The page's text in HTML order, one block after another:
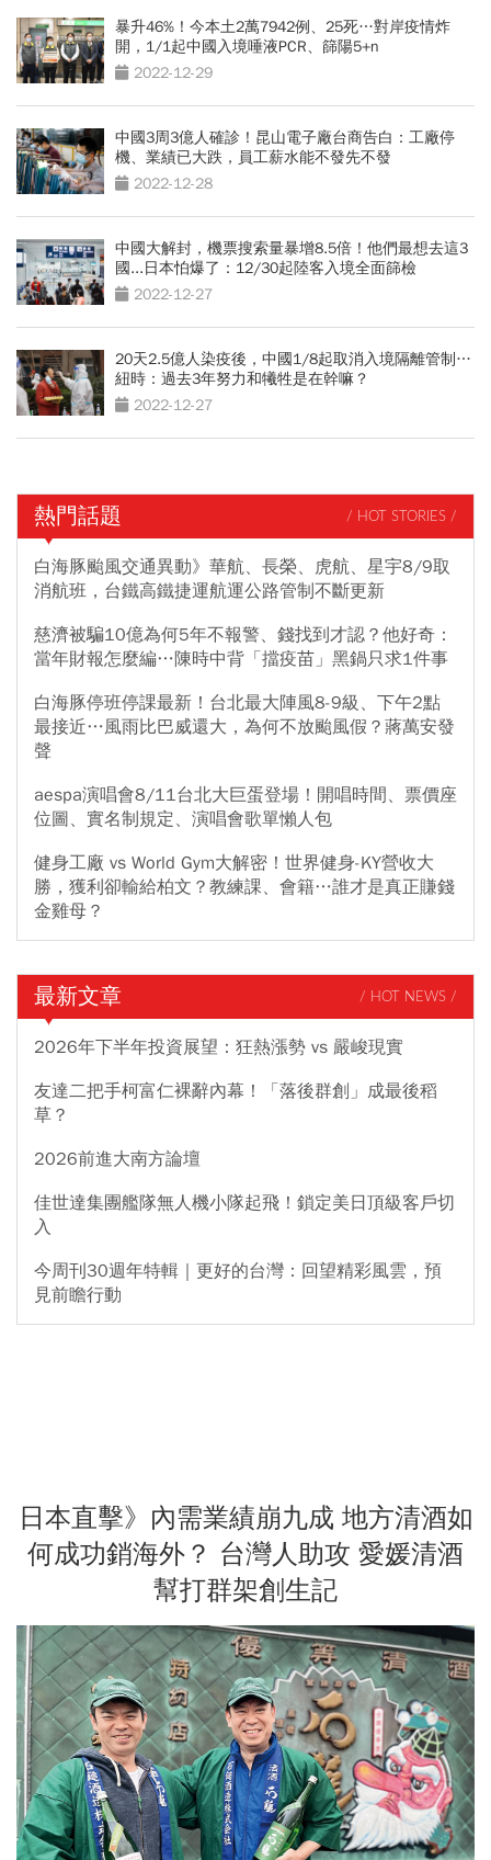
暴升46%！今本土2萬7942例、25死…對岸疫情炸
開，1/1起中國入境唾液PCR、篩陽5+n
2022-12-29
中國3周3億人確診！昆山電子廠台商告白：工廠停
機、業績已大跌，員工薪水能不發先不發
2022-12-28
中國大解封，機票搜索量暴增8.5倍！他們最想去這3
國...日本怕爆了：12/30起陸客入境全面篩檢
2022-12-27
20天2.5億人染疫後，中國1/8起取消入境隔離管制…
紐時：過去3年努力和犧牲是在幹嘛？
2022-12-27
熱門話題 / HOT STORIES /
白海豚颱風交通異動》華航、長榮、虎航、星宇8/9取
消航班，台鐵高鐵捷運航運公路管制不斷更新
慈濟被騙10億為何5年不報警、錢找到才認？他好奇：
當年財報怎麼編…陳時中背「擋疫苗」黑鍋只求1件事
白海豚停班停課最新！台北最大陣風8-9級、下午2點
最接近…風雨比巴威還大，為何不放颱風假？蔣萬安發
聲
aespa演唱會8/11台北大巨蛋登場！開唱時間、票價座
位圖、實名制規定、演唱會歌單懶人包
健身工廠 vs World Gym大解密！世界健身-KY營收大
勝，獲利卻輸給柏文？教練課、會籍…誰才是真正賺錢
金雞母？
最新文章 / HOT NEWS /
2026年下半年投資展望：狂熱漲勢 vs 嚴峻現實
友達二把手柯富仁裸辭內幕！「落後群創」成最後稻
草？
2026前進大南方論壇
佳世達集團艦隊無人機小隊起飛！鎖定美日頂級客戶切
入
今周刊30週年特輯｜更好的台灣：回望精彩風雲，預
見前瞻行動
日本直擊》內需業績崩九成 地方清酒如
何成功銷海外？ 台灣人助攻 愛媛清酒
幫打群架創生記